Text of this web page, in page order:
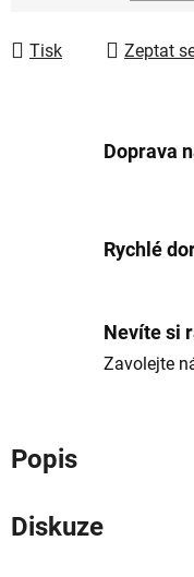
Tisk Zeptat
Doprava
Rychlé
Nevíte si
Zavolejte
Popis
Diskuze